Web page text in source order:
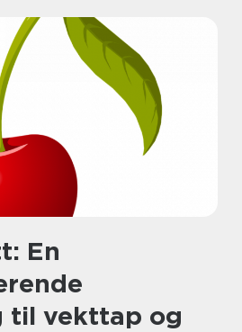
En
vekttap og